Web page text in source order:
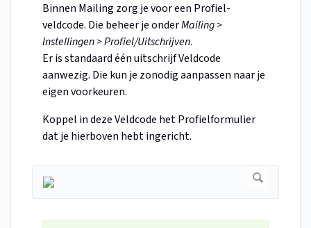
Binnen Mailing zorg je voor een Profiel-
veldcode. Die beheer je onderMailing >
Instellingen > Profiel/Uitschrijven.
Er is standaard één uitschrijf Veldcode
aanwezig. Die kun je zonodig aanpassen naar je
eigen voorkeuren.
Koppel in deze Veldcode het Profielformulier
dat je hierboven hebt ingericht.